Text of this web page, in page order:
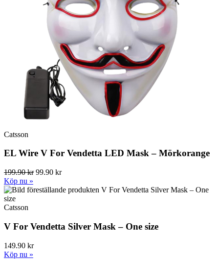
Catsson
EL Wire V For Vendetta LED Mask – Mörkorange
199.90 kr99.90 kr
Köp nu »
Catsson
V For Vendetta Silver Mask – One size
149.90 kr
Köp nu »